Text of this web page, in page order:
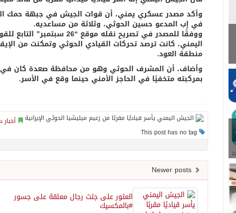
وأكد مصدر عسكري يمني، أن قوات الجيش في جبهة حمك
في إب المدعو حسين الحوثي، وثلاثة من مساعديه.
ووفقًا للمصدر في تصريح
منطقة العود.
وأضاف، أن المشرف الحوثي وهو من محافظة صعدة كان في
بمركبته متخفيًا في الحاجز الأمني حينما وقع في الأسر.
أخبار
العثور على جثث رجال معلقة على جسور
#بالمكسيك